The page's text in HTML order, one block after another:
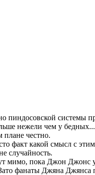
пиндосовской
нежели чем у
плане честно.
факт какой смысл с
случайность.
мимо, пока Джон Джонс
фанаты Джяна